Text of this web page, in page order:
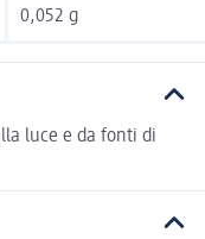
0,052 g
luce e da fonti di